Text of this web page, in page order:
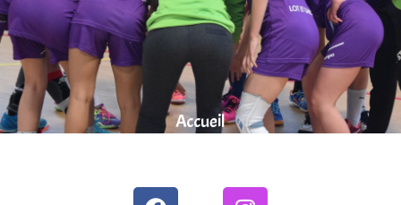
Accueil